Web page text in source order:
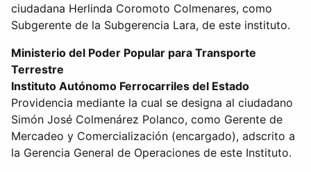
ciudadana Herlinda Coromoto Colmenares, como
Subgerente de la Subgerencia Lara, de este instituto.
Ministerio del Poder Popular para Transporte
Terrestre
Instituto Autónomo Ferrocarriles del Estado
Providencia mediante la cual se designa al ciudadano
Simón José Colmenárez Polanco, como Gerente de
Mercadeo y Comercialización (encargado), adscrito a
la Gerencia General de Operaciones de este Instituto.